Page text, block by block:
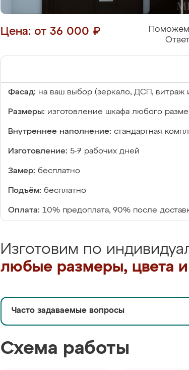
Цена: от 36 000 ₽
Поможем
Фасад: на ваш выбор (зеркало, ДСП, витраж
Размеры: изготовление шкафа любого
Внутреннее наполнение: стандартная
Изготовление: 5-7 рабочих дней
Замер: бесплатно
Подъём: бесплатно
Оплата: 10% предоплата, 90% после
Изготовим по
любые размеры, цвета
Часто задаваемые вопросы
Схема работы